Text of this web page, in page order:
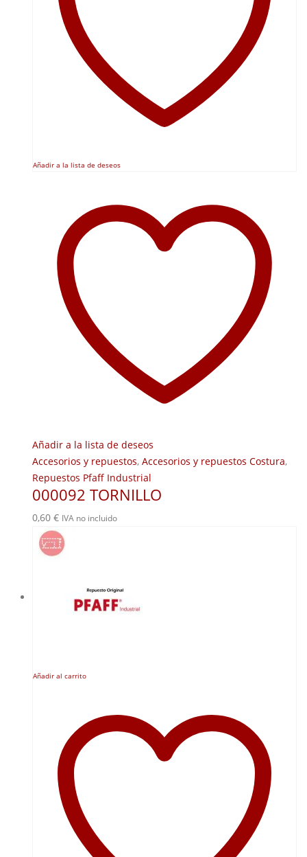
Añadir a la lista de deseos
Añadir a la lista de deseos
Accesorios y repuestos, Accesorios y repuestos Costura,
Repuestos Pfaff Industrial
000092 TORNILLO
0,60 € IVA no incluido
Añadir al carrito